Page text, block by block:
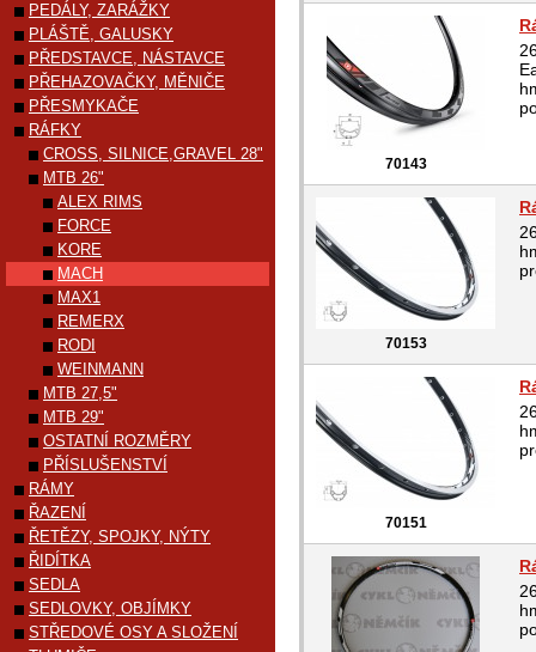
70143
70153
70151
PEDÁLY, ZARÁŽKY
PLÁŠTĚ, GALUSKY
PŘEDSTAVCE, NÁSTAVCE
PŘEHAZOVAČKY, MĚNIČE
PŘESMYKAČE
RÁFKY
CROSS, SILNICE,GRAVEL 28"
MTB 26"
ALEX RIMS
FORCE
KORE
MACH
MAX1
REMERX
RODI
WEINMANN
MTB 27,5"
MTB 29"
OSTATNÍ ROZMĚRY
PŘÍSLUŠENSTVÍ
RÁMY
ŘAZENÍ
ŘETĚZY, SPOJKY, NÝTY
ŘIDÍTKA
SEDLA
SEDLOVKY, OBJÍMKY
STŘEDOVÉ OSY A SLOŽENÍ